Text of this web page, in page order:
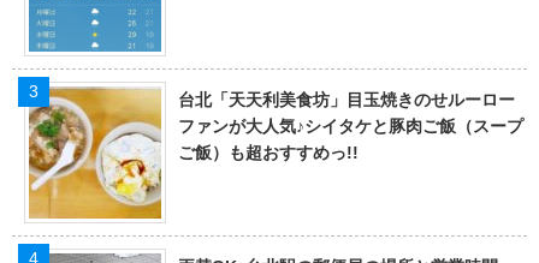
台北「天天利美食坊」目玉焼きのせルーロー
ファンが大人気♪シイタケと豚肉ご飯（スープ
ご飯）も超おすすめっ!!